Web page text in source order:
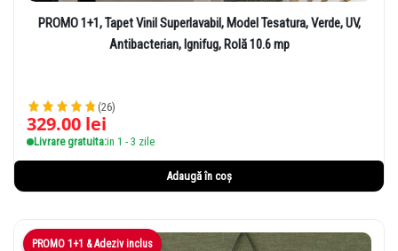
PROMO 1+1, Tapet Vinil Superlavabil, Model Tesatura, Verde, UV,
Antibacterian, Ignifug, Rolă 10.6 mp
(26)
329.00 lei
Livrare gratuita:in 1 - 3 zile
Adaugă în coș
PROMO 1+1 & Adeziv inclus